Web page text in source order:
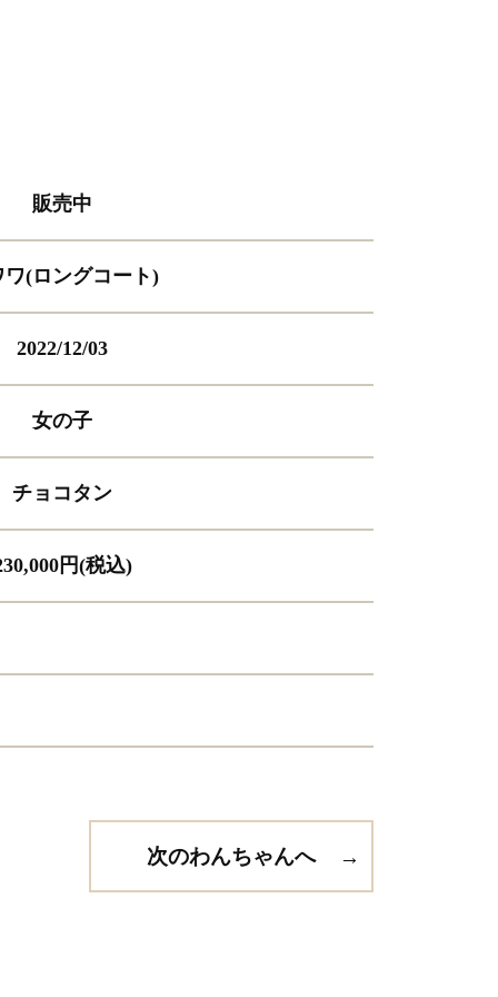
販売中
ワ(ロングコート)
2022/12/03
女の子
チョコタン
円(税込)
次のわんちゃんへ